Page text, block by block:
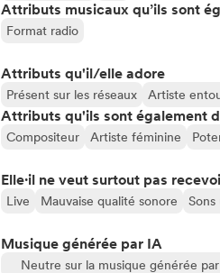
Attributs musicaux qu’ils sont
Format radio
Attributs qu'il/elle adore
Présent sur les réseaux Artiste
Attributs qu'ils sont également
Compositeur Artiste féminine
Elle·il ne veut surtout pas
Live Mauvaise qualité sonore Sons
Musique générée par IA
Neutre sur la musique générée